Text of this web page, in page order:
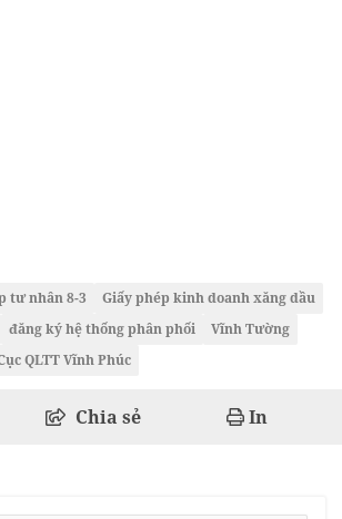
tư nhân 8-3
Giấy phép kinh doanh xăng dầu
đăng ký hệ thống phân phối
Vĩnh Tường
QLTT Vĩnh Phúc
Chia sẻ In